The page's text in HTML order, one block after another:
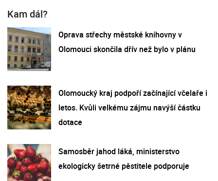
Kam dál?
Oprava střechy městské knihovny v
Olomouci skončila dřív než bylo v plánu
Olomoucký kraj podpoří začínající včelaře i
letos. Kvůli velkému zájmu navýší částku
dotace
Samosběr jahod láká, ministerstvo
ekologicky šetrné pěstitele podporuje